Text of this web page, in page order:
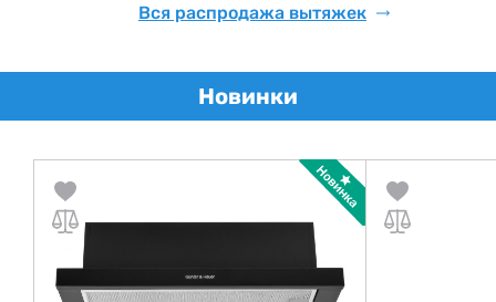
Вся распродажа вытяжек
Новинки